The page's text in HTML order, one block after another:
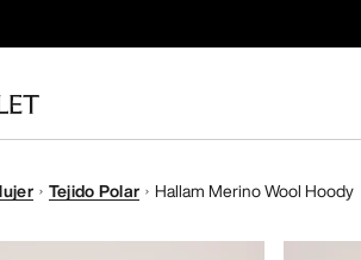
Tejido Polar Hallam Merino Wool Hoody